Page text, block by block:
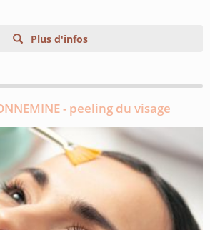
Plus d'infos
- peeling du visage